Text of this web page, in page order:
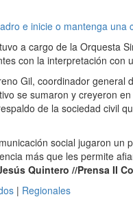
e inicie o mantenga
a cargo de la Orquesta
con la interpretación con
Gil, coordinador
se sumaron y creyeron
de la sociedad civil
social jugaron
más que les permite
Quintero //Prensa II
| Regionales